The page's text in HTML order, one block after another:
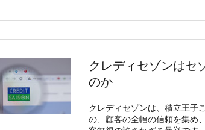
クレディセゾンはセ
のか
クレディセゾンは、積立王子
の、顧客の全幅の信頼を集め